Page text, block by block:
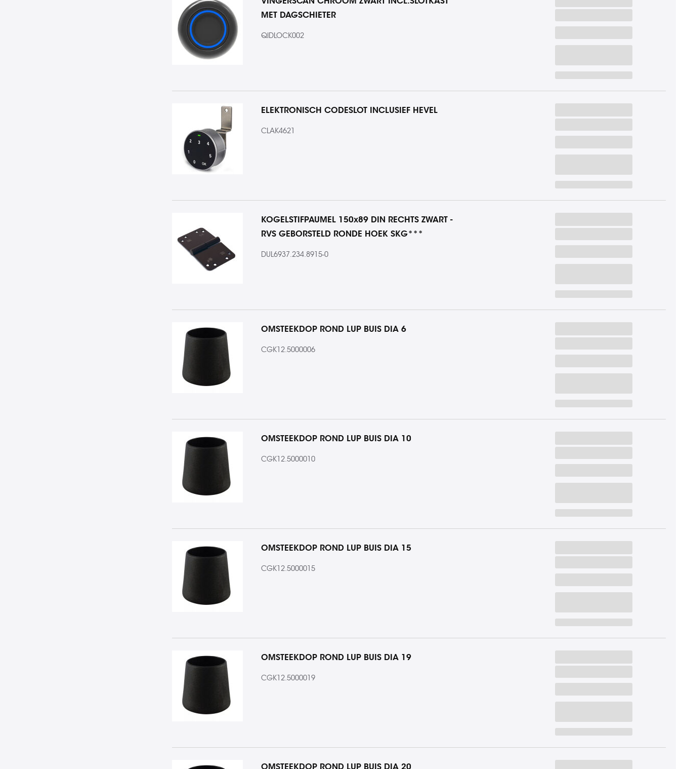
MET DAGSCHIETER
QIDLOCK002
ELEKTRONISCH CODESLOT INCLUSIEF HEVEL
CLAK4621
KOGELSTIFPAUMEL 150x89 DIN RECHTS ZWART -
RVS GEBORSTELD RONDE HOEK SKG***
DUL6937.234.8915-0
OMSTEEKDOP ROND LUP BUIS DIA 6
CGK12.5000006
OMSTEEKDOP ROND LUP BUIS DIA 10
CGK12.5000010
OMSTEEKDOP ROND LUP BUIS DIA 15
CGK12.5000015
OMSTEEKDOP ROND LUP BUIS DIA 19
CGK12.5000019
OMSTEEKDOP ROND LUP BUIS DIA 20